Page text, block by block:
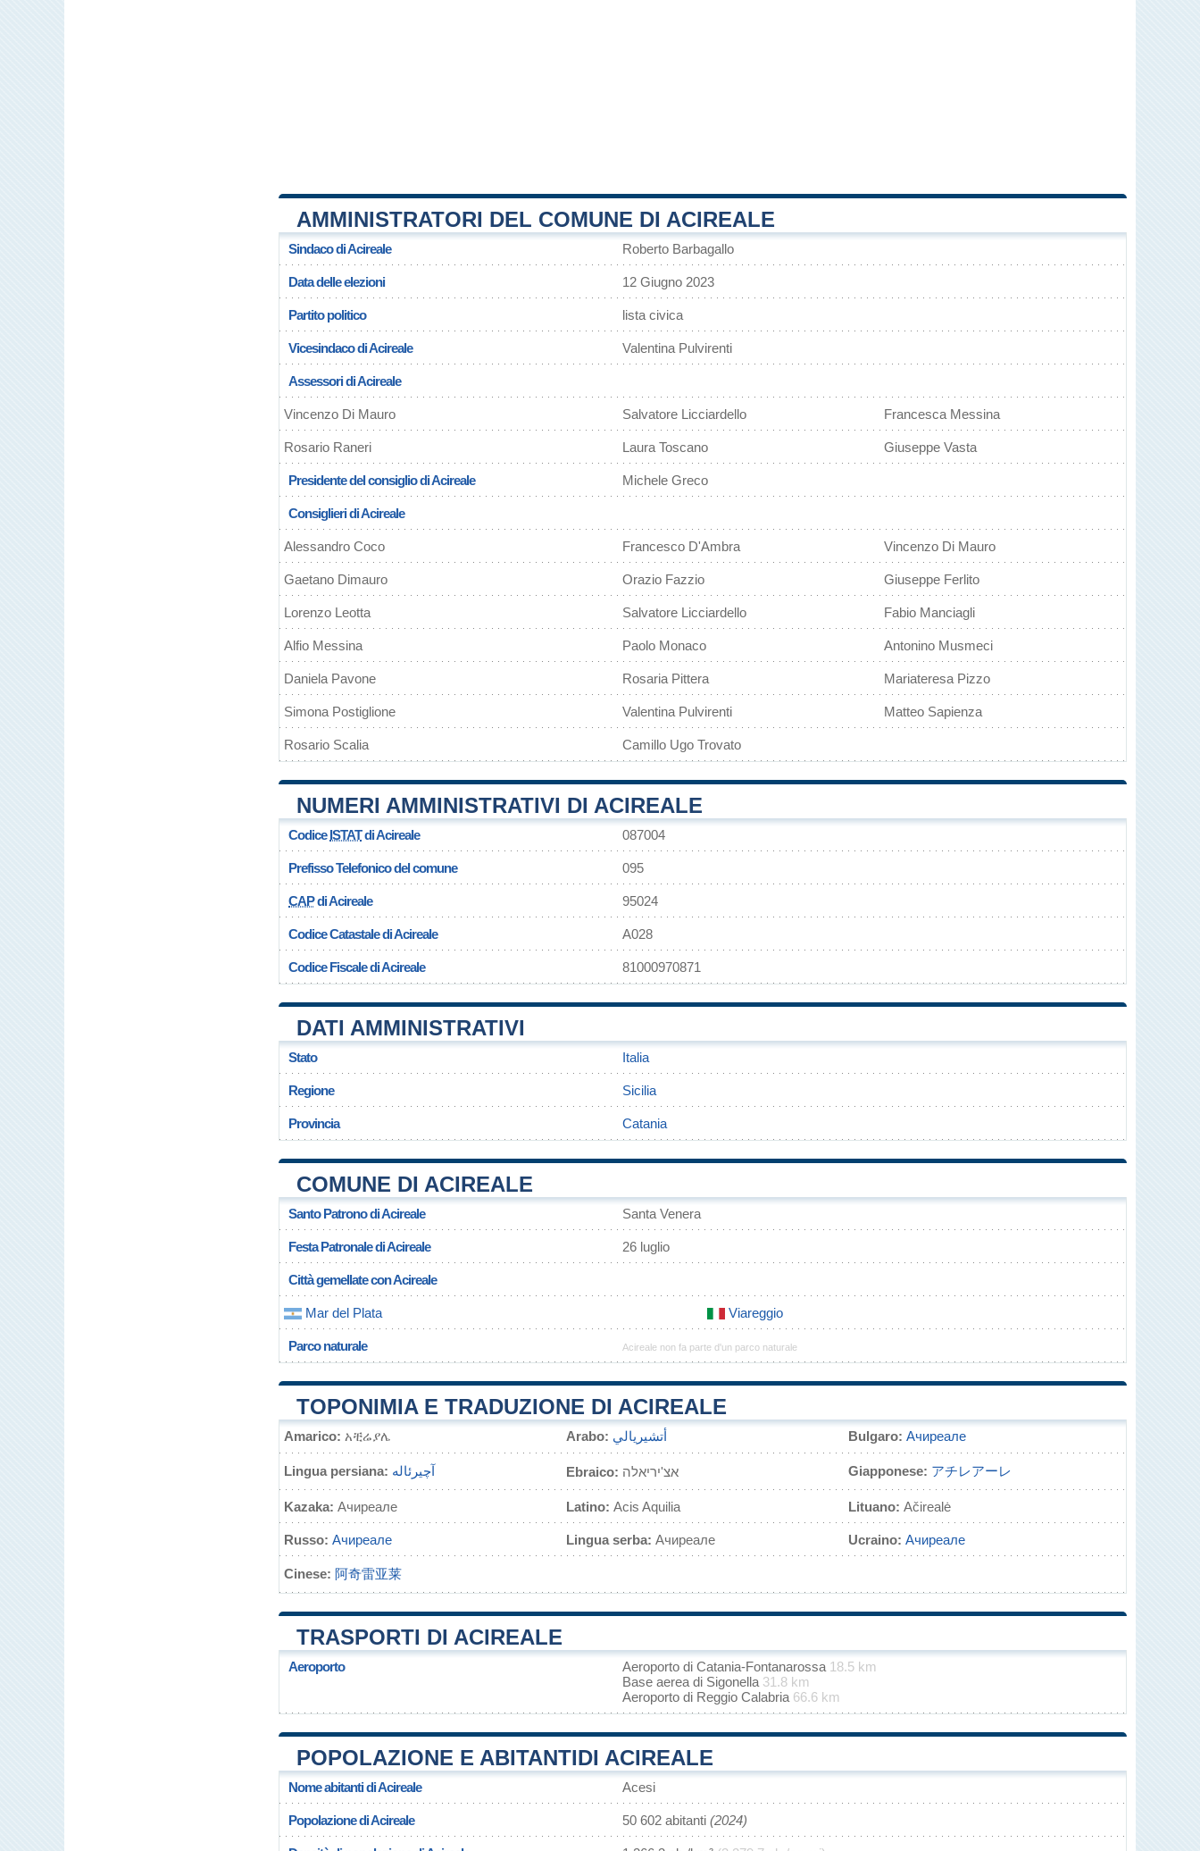
AMMINISTRATORI DEL COMUNE DI ACIREALE
Sindaco di Acireale Roberto Barbagallo
Data delle elezioni 12 Giugno 2023
Partito politico lista civica
Vicesindaco di Acireale Valentina Pulvirenti
Assessori di Acireale
Vincenzo Di Mauro Salvatore Licciardello Francesca Messina
Rosario Raneri Laura Toscano Giuseppe Vasta
Presidente del consiglio di Acireale Michele Greco
Consiglieri di Acireale
Alessandro Coco Francesco D'Ambra Vincenzo Di Mauro
Gaetano Dimauro Orazio Fazzio Giuseppe Ferlito
Lorenzo Leotta Salvatore Licciardello Fabio Manciagli
Alfio Messina Paolo Monaco Antonino Musmeci
Daniela Pavone Rosaria Pittera Mariateresa Pizzo
Simona Postiglione Valentina Pulvirenti Matteo Sapienza
Rosario Scalia Camillo Ugo Trovato
NUMERI AMMINISTRATIVI DI ACIREALE
CodiceISTATdi Acireale 087004
Prefisso Telefonico del comune 095
CAPdi Acireale 95024
Codice Catastale di Acireale A028
Codice Fiscale di Acireale 81000970871
DATI AMMINISTRATIVI
Stato Italia
Regione Sicilia
Provincia Catania
COMUNE DI ACIREALE
Santo Patrono di Acireale Santa Venera
Festa Patronale di Acireale 26 luglio
Città gemellate con Acireale
Mar del Plata Viareggio
Parco naturale Acireale non fa parte d'un parco naturale
TOPONIMIA E TRADUZIONE DI ACIREALE
Amarico: አቺሬያሌ Arabo: أتشيريالي Bulgaro: Ачиреале
Lingua persiana: آچیرئاله Ebraico: אצ'יריאלה Giapponese: アチレアーレ
Kazaka: Ачиреале Latino: Acis Aquilia Lituano: Ačirealė
Russo: Ачиреале Lingua serba: Ачиреале Ucraino: Ачиреале
Cinese: 阿奇雷亚莱
TRASPORTI DI ACIREALE
Aeroporto Aeroporto di Catania-Fontanarossa 18.5 km
Base aerea di Sigonella 31.8 km
Aeroporto di Reggio Calabria 66.6 km
POPOLAZIONE E ABITANTIDI ACIREALE
Nome abitanti di Acireale Acesi
Popolazione di Acireale 50 602 abitanti (2024)